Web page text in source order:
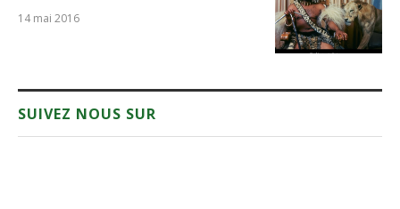
14 mai 2016
SUIVEZ NOUS SUR